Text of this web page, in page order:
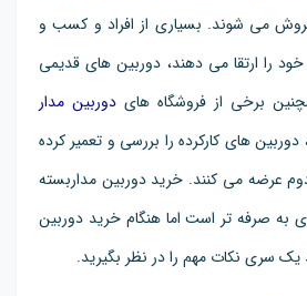
می شوند. بسیاری از افراد و کسب و
را ارتقا می دهند، دوربین های قدیمی
برخی از فروشگاه های دوربین مدار
های کارکرده را بررسی و تعمیر کرده
عرضه می کنند. خرید دوربین مداربسته
به صرفه تر است اما هنگام خرید دوربین
سری نکات مهم را در نظر بگیرید.